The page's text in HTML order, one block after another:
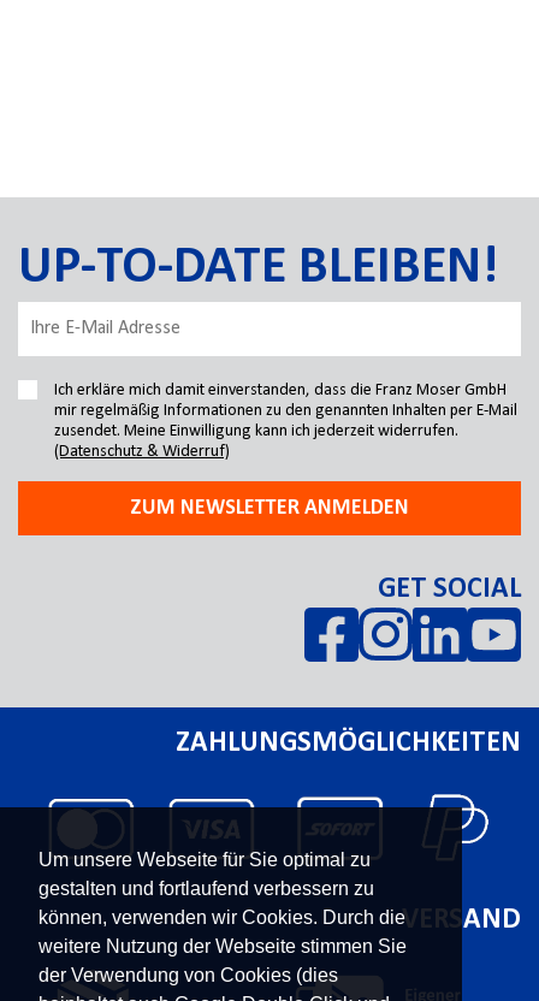
Um unsere Webseite für Sie optimal zu
gestalten und fortlaufend verbessern zu
können, verwenden wir Cookies. Durch die
weitere Nutzung der Webseite stimmen Sie
der Verwendung von Cookies (dies
UP-TO-DATE BLEIBEN!
Ich erkläre mich damit einverstanden, dass die Franz Moser GmbH
mir regelmäßig Informationen zu den genannten Inhalten per E-Mail
zusendet. Meine Einwilligung kann ich jederzeit widerrufen.
(Datenschutz & Widerruf)
ZUM NEWSLETTER ANMELDEN
GET SOCIAL
ZAHLUNGSMÖGLICHKEITEN
VERSAND